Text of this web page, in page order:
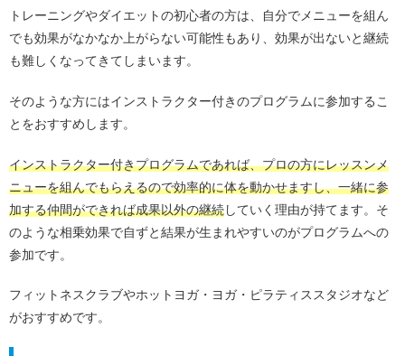
トレーニングやダイエットの初心者の方は、自分でメニューを組ん
でも効果がなかなか上がらない可能性もあり、効果が出ないと継続
も難しくなってきてしまいます。
そのような方にはインストラクター付きのプログラムに参加するこ
とをおすすめします。
インストラクター付きプログラムであれば、プロの方にレッスンメ
ニューを組んでもらえるので効率的に体を動かせますし、一緒に参
加する仲間ができれば成果以外の継続していく理由が持てます。そ
のような相乗効果で自ずと結果が生まれやすいのがプログラムへの
参加です。
フィットネスクラブやホットヨガ・ヨガ・ピラティススタジオなど
がおすすめです。